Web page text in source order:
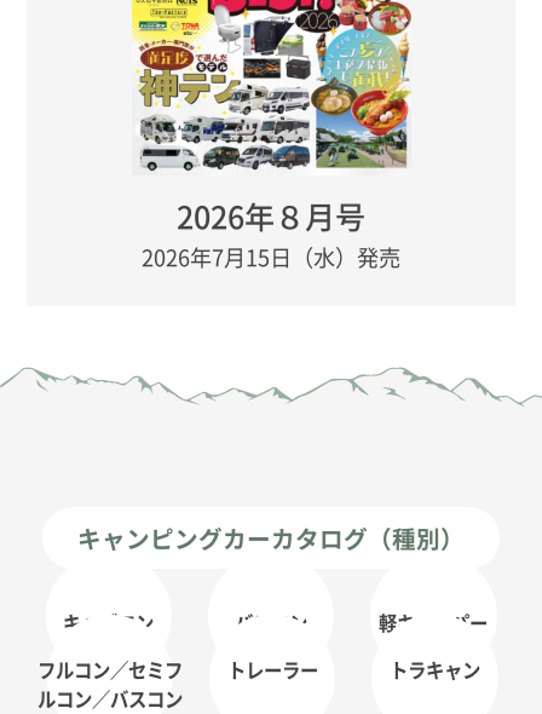
2026年８月号
2026年7月15日（水）発売
キャンピングカーカタログ（種別）
キャブコン バンコン
軽キャンパー
フルコン／セミフ
ルコン／バスコン
トレーラー トラキャン